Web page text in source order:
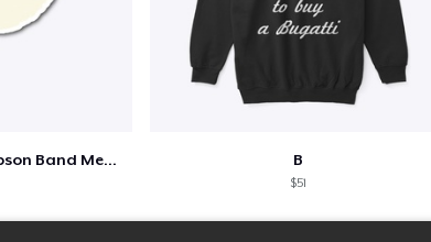
Shine - Bobby Thompson Band Merch B
$51